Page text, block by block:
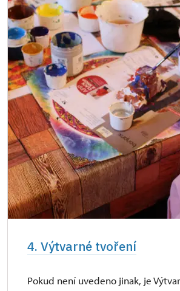
4. Výtvarné tvoření
Pokud není uvedeno jinak, je